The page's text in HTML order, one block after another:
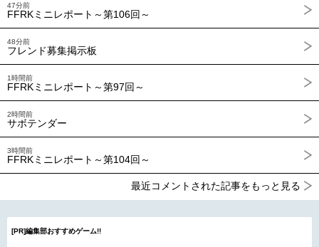
47分前
FFRKミニレポート～第106回～
48分前
フレンド募集掲示板
1時間前
FFRKミニレポート～第97回～
2時間前
サボテンダー
3時間前
FFRKミニレポート～第104回～
最近コメントされた記事をもっと見る
[PR]編集部おすすめゲーム!!